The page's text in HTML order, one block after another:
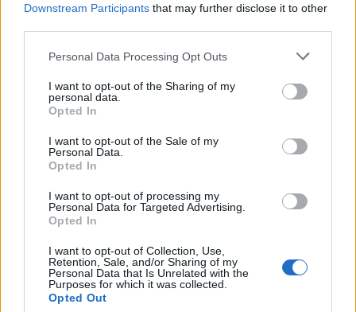
Downstream Participants that may further disclose it to other
Personal Data Processing Opt Outs
I want to opt-out of the Sharing of my
personal data.
Opted In
I want to opt-out of the Sale of my
Personal Data.
Opted In
I want to opt-out of processing my
Personal Data for Targeted Advertising.
Opted In
I want to opt-out of Collection, Use,
Retention, Sale, and/or Sharing of my
Personal Data that Is Unrelated with the
Purposes for which it was collected.
Opted Out
Juventus-Cagliari, dove vederla: SKY o
DAZN?
Solo Dazn trasmetterà il match tra bianconeri
e sardi,con pre-partita e col calcio d’inizio alle
ore 18. Per vederla basterà accedere con le